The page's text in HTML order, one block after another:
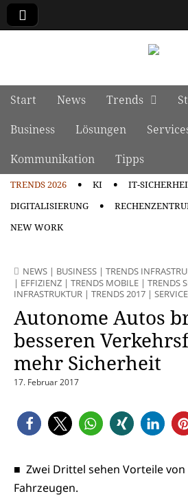
Main menu
Skip to content
Start News Trends
Business
Lösungen
Kommunikation
Tipps
TRENDS 2026 KI
IT-
DIGITALISIERUNG
NEW WORK
NEWS | BUSINESS | TRENDS
| EFFIZIENZ | TRENDS MOBILE | TRENDS
INFRASTRUKTUR | TRENDS 2017 |
Autonome Autos
besseren
mehr Sicherheit
17. Februar 2017
■ Zwei Drittel sehen Vorteile
Fahrzeugen.